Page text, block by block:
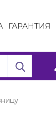
ГАРАНТИЯ